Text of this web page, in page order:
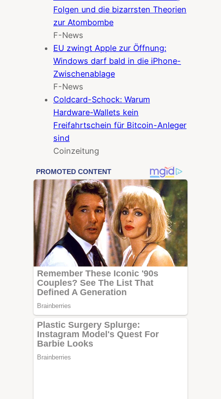
Folgen und die bizarrsten Theorien
zur Atombombe
F-News
EU zwingt Apple zur Öffnung:
Windows darf bald in die iPhone-
Zwischenablage
F-News
Coldcard-Schock: Warum
Hardware-Wallets kein
Freifahrtschein für Bitcoin-Anleger
sind
Coinzeitung